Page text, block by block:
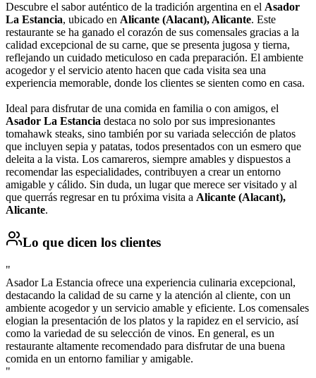
Descubre el sabor auténtico de la tradición argentina en el Asador
La Estancia, ubicado en Alicante (Alacant), Alicante. Este
restaurante se ha ganado el corazón de sus comensales gracias a la
calidad excepcional de su carne, que se presenta jugosa y tierna,
reflejando un cuidado meticuloso en cada preparación. El ambiente
acogedor y el servicio atento hacen que cada visita sea una
experiencia memorable, donde los clientes se sienten como en casa.
Ideal para disfrutar de una comida en familia o con amigos, el
Asador La Estancia destaca no solo por sus impresionantes
tomahawk steaks, sino también por su variada selección de platos
que incluyen sepia y patatas, todos presentados con un esmero que
deleita a la vista. Los camareros, siempre amables y dispuestos a
recomendar las especialidades, contribuyen a crear un entorno
amigable y cálido. Sin duda, un lugar que merece ser visitado y al
que querrás regresar en tu próxima visita a Alicante (Alacant),
Alicante.
Lo que dicen los clientes
"
Asador La Estancia ofrece una experiencia culinaria excepcional,
destacando la calidad de su carne y la atención al cliente, con un
ambiente acogedor y un servicio amable y eficiente. Los comensales
elogian la presentación de los platos y la rapidez en el servicio, así
como la variedad de su selección de vinos. En general, es un
restaurante altamente recomendado para disfrutar de una buena
comida en un entorno familiar y amigable.
"